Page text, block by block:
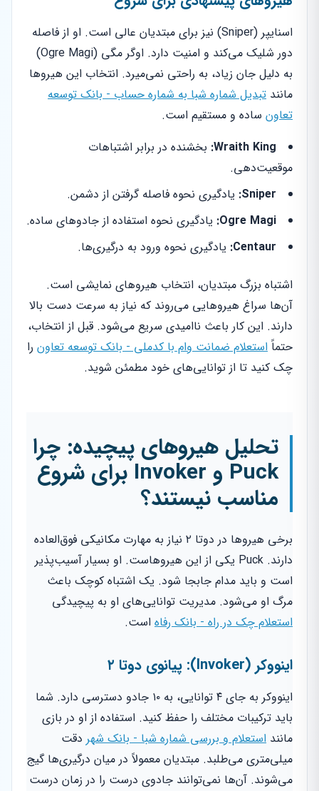
اسنایپر (Sniper) نیز برای مبتدیان عالی است. او از فاصله
دور شلیک می‌کند و امنیت دارد. اوگر مگی (Ogre Magi)
به دلیل جان زیاد، به راحتی نمی‌میرد. انتخاب این هیروها
مانند تبدیل شماره شبا به شماره حساب - بانک توسعه
تعاون ساده و مستقیم است.
Wraith King: بخشنده در برابر اشتباهات
موقعیت‌دهی.
Sniper: یادگیری نحوه فاصله گرفتن از دشمن.
Ogre Magi: یادگیری نحوه استفاده از جادوهای ساده.
Centaur: یادگیری نحوه ورود به درگیری‌ها.
اشتباه بزرگ مبتدیان، انتخاب هیروهای نمایشی است.
آن‌ها سراغ هیروهایی می‌روند که نیاز به سرعت دست بالا
دارند. این کار باعث ناامیدی سریع می‌شود. قبل از انتخاب،
حتماً استعلام ضمانت وام با کدملی - بانک توسعه تعاون را
چک کنید تا از توانایی‌های خود مطمئن شوید.
تحلیل هیروهای پیچیده: چرا
Puck و Invoker برای شروع
مناسب نیستند؟
برخی هیروها در دوتا ۲ نیاز به مهارت مکانیکی فوق‌العاده
دارند. Puck یکی از این هیروهاست. او بسیار آسیب‌پذیر
است و باید مدام جابجا شود. یک اشتباه کوچک باعث
مرگ او می‌شود. مدیریت توانایی‌های او به پیچیدگی
استعلام چک در راه - بانک رفاه است.
اینووکر (Invoker): پیانوی دوتا ۲
اینووکر به جای ۴ توانایی، به ۱۰ جادو دسترسی دارد. شما
باید ترکیبات مختلف را حفظ کنید. استفاده از او در بازی
مانند استعلام و بررسی شماره شبا - بانک شهر دقت
میلی‌متری می‌طلبد. مبتدیان معمولاً در میان درگیری‌ها گیج
می‌شوند. آن‌ها نمی‌توانند جادوی درست را در زمان درست